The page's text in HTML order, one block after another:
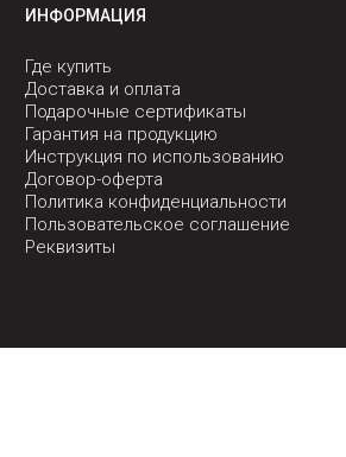
ИНФОРМАЦИЯ
Где купить
Доставка и оплата
Подарочные сертификаты
Гарантия на продукцию
Инструкция по использованию
Договор-оферта
Политика конфиденциальности
Пользовательское соглашение
Реквизиты